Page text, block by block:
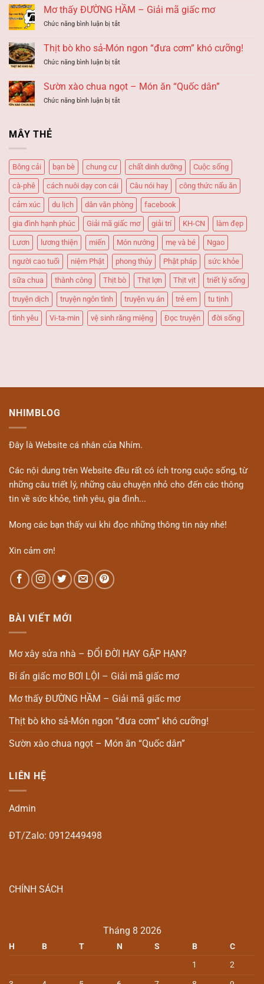
ĐỔI
HAY
HẠN?
ẩn
giấc
mơ
LỘI
Giải
giấc
Mơ thấy ĐƯỜNG HẦM – Giải mã giấc mơ
Chức năng bình luận bị tắtở
ĐƯỜNG
HẦM
Giải
mã
giấc
Thịt bò kho sả-Món ngon “đưa cơm” khó cưỡng!
Chức năng bình luận bị tắtở
kho
sả-
cưỡng!
Sườn xào chua ngọt – Món ăn “Quốc dân”
Chức năng bình luận bị tắtở
Món
“Quốc
dân”
MÂY THẺ
Bông cải bạn bè chung cư chất dinh dưỡng Cuộc sống
cà-phê cách nuôi dạy con cái Câu nói hay công thức nấu ăn
cảm xúc du lịch dân văn phòng facebook
gia đình hạnh phúc Giải mã giấc mơ giải trí KH-CN làm đẹp
Lươn lương thiện miến Món nướng mẹ và bé Ngao
người cao tuổi niệm Phật phong thủy Phật pháp sức khỏe
sữa chua thành công Thịt bò Thịt lợn Thịt vịt triết lý sống
truyện dịch truyện ngôn tình truyện vụ án trẻ em tu tịnh
tình yêu Vi-ta-min vệ sinh răng miệng Đọc truyện đời sống
NHIMBLOG
Đây là Website cá nhân của Nhím.
Các nội dung trên Website đều rất có ích trong cuộc sống, từ
những câu triết lý, những câu chuyện nhỏ cho đến các thông
tin về sức khỏe, tình yêu, gia đình...
Mong các bạn thấy vui khi đọc những thông tin này nhé!
Xin cảm ơn!
BÀI VIẾT MỚI
Mơ xây sửa nhà – ĐỔI ĐỜI HAY GẶP HẠN?
Bí ẩn giấc mơ BƠI LỘI – Giải mã giấc mơ
Mơ thấy ĐƯỜNG HẦM – Giải mã giấc mơ
Thịt bò kho sả-Món ngon “đưa cơm” khó cưỡng!
Sườn xào chua ngọt – Món ăn “Quốc dân”
LIÊN HỆ
Admin
ĐT/Zalo: 0912449498
CHÍNH SÁCH
Tháng 8 2026
H B T N S B
C
1
2